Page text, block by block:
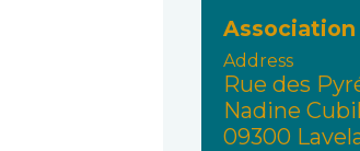
Address
Rue des
Nadine
09300